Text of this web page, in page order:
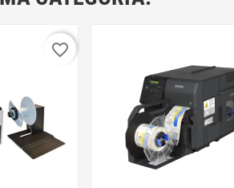
favorite_border